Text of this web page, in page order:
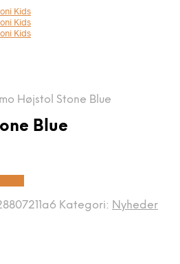
Højstol Stone Blue
Blue
Kategori: Nyheder